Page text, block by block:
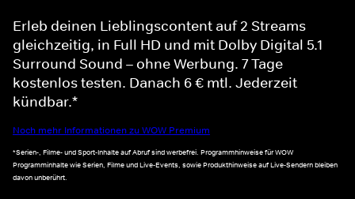
Erleb deinen Lieblingscontent auf 2 Streams
gleichzeitig, in Full HD und mit Dolby Digital 5.1
Surround Sound – ohne Werbung. 7 Tage
kostenlos testen. Danach 6 € mtl. Jederzeit
kündbar.*
Noch mehr Informationen zu WOW Premium
*Serien-, Filme- und Sport-Inhalte auf Abruf sind werbefrei. Programmhinweise für WOW
Programminhalte wie Serien, Filme und Live-Events, sowie Produkthinweise auf Live-Sendern bleiben
davon unberührt.